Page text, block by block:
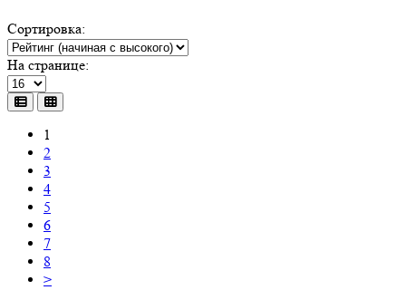
Сортировка:
На странице:
1
2
3
4
5
6
7
8
>